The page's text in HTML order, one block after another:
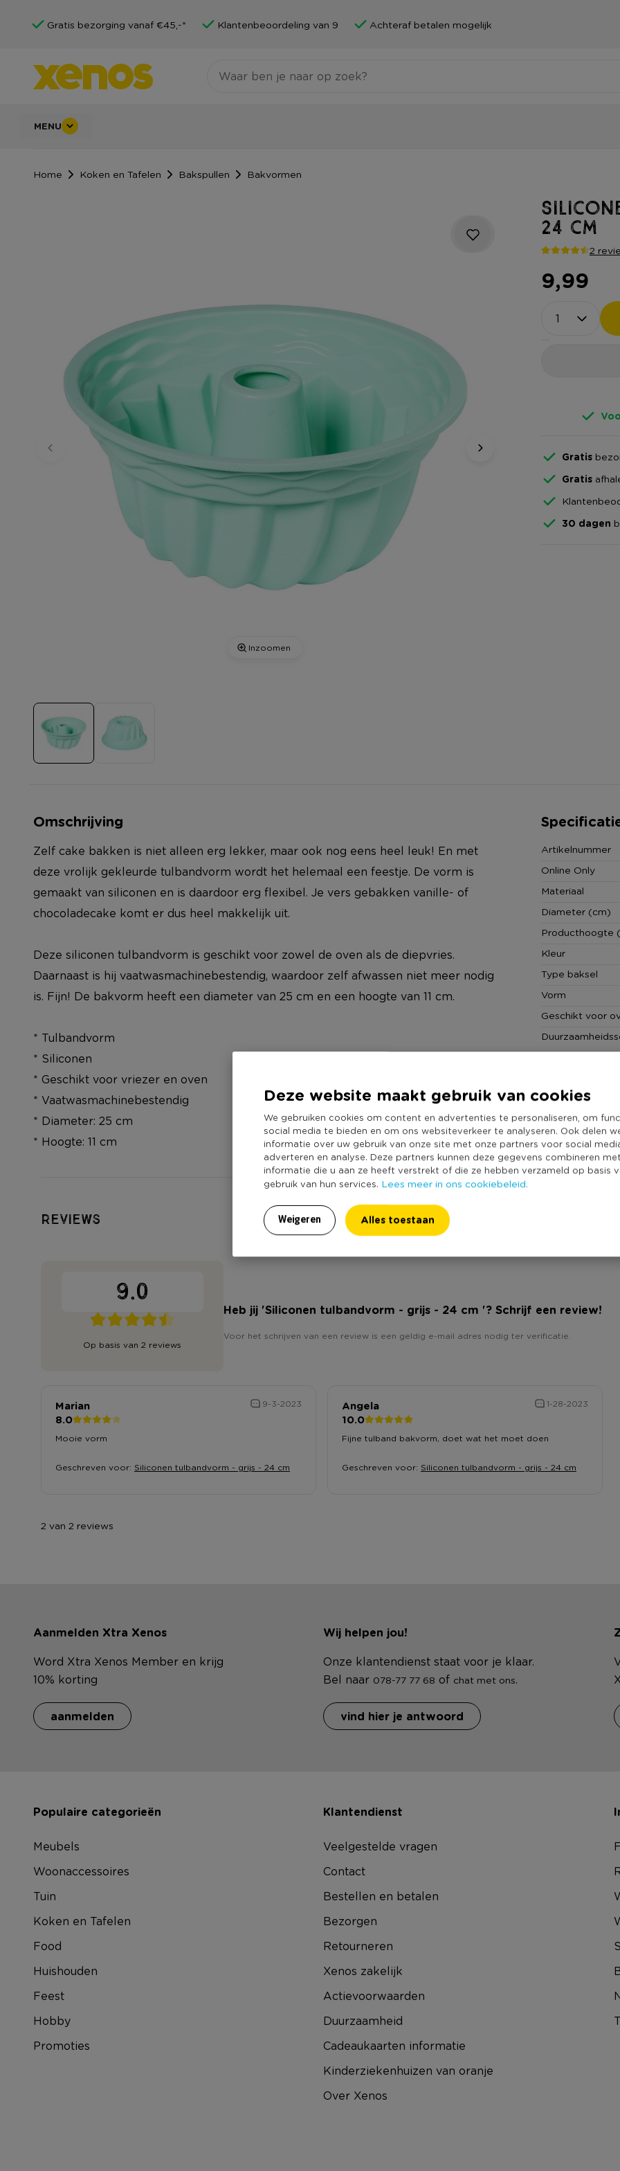
Deze website maakt gebruik van cookies
We gebruiken cookies om content en advertenties te personaliseren, om
social media te bieden en om ons websiteverkeer te analyseren. Ook delen
informatie over uw gebruik van onze site met onze partners voor social
adverteren en analyse. Deze partners kunnen deze gegevens combineren
informatie die u aan ze heeft verstrekt of die ze hebben verzameld op basis
gebruik van hun services. Lees meer in ons cookiebeleid.
Weigeren Alles toestaan
Gratis bezorging vanaf €45,-* Klantenbeoordeling van 9 Achteraf betalen mogelijk
MENU
Home Koken en Tafelen Bakspullen Bakvormen
Inzoomen
24 cm
2
9,99
Gratis
Gratis
30 dagen
Omschrijving
Zelf cake bakken is niet alleen erg lekker, maar ook nog eens heel leuk! En met
deze vrolijk gekleurde tulbandvorm wordt het helemaal een feestje. De vorm is
gemaakt van siliconen en is daardoor erg flexibel. Je vers gebakken vanille- of
chocoladecake komt er dus heel makkelijk uit.
Deze siliconen tulbandvorm is geschikt voor zowel de oven als de diepvries.
Daarnaast is hij vaatwasmachinebestendig, waardoor zelf afwassen niet meer nodig
is. Fijn! De bakvorm heeft een diameter van 25 cm en een hoogte van 11 cm.
* Tulbandvorm
* Siliconen
* Geschikt voor vriezer en oven
* Vaatwasmachinebestendig
* Diameter: 25 cm
* Hoogte: 11 cm
Artikelnummer
Online Only
Materiaal
Diameter (cm)
Producthoogte
Kleur
Type baksel
Vorm
Geschikt voor
Reviews
9.0
Op basis van 2 reviews
Heb jij 'Siliconen tulbandvorm - grijs - 24 cm '? Schrijf een review!
Voor het schrijven van een review is een geldig e-mail adres nodig ter verificatie.
Marian 9-3-2023
8.0
Mooie vorm
Geschreven voor: Siliconen tulbandvorm - grijs - 24 cm
Angela 1-28-2023
10.0
Fijne tulband bakvorm, doet wat het moet doen
Geschreven voor: Siliconen tulbandvorm - grijs - 24 cm
2 van 2 reviews
Aanmelden Xtra Xenos
Word Xtra Xenos Member en krijg
10% korting
aanmelden
Wij helpen jou!
Onze klantendienst staat voor je klaar.
Bel naar 078-77 77 68 of chat met ons.
vind hier je antwoord
Populaire categorieën
Meubels
Woonaccessoires
Tuin
Koken en Tafelen
Food
Huishouden
Feest
Hobby
Promoties
Klantendienst
Veelgestelde vragen
Contact
Bestellen en betalen
Bezorgen
Retourneren
Xenos zakelijk
Actievoorwaarden
Duurzaamheid
Cadeaukaarten informatie
Kinderziekenhuizen van oranje
Over Xenos